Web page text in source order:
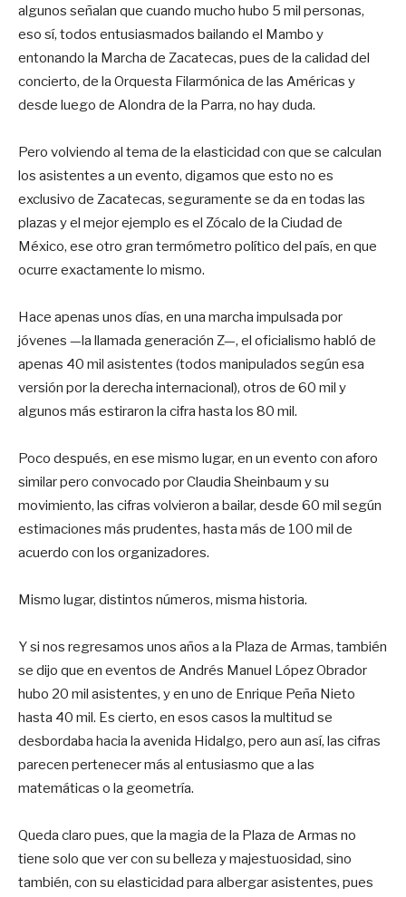
algunos señalan que cuando mucho hubo 5 mil personas,
eso sí, todos entusiasmados bailando el Mambo y
entonando la Marcha de Zacatecas, pues de la calidad del
concierto, de la Orquesta Filarmónica de las Américas y
desde luego de Alondra de la Parra, no hay duda.
Pero volviendo al tema de la elasticidad con que se calculan
los asistentes a un evento, digamos que esto no es
exclusivo de Zacatecas, seguramente se da en todas las
plazas y el mejor ejemplo es el Zócalo de la Ciudad de
México, ese otro gran termómetro político del país, en que
ocurre exactamente lo mismo.
Hace apenas unos días, en una marcha impulsada por
jóvenes —la llamada generación Z—, el oficialismo habló de
apenas 40 mil asistentes (todos manipulados según esa
versión por la derecha internacional), otros de 60 mil y
algunos más estiraron la cifra hasta los 80 mil.
Poco después, en ese mismo lugar, en un evento con aforo
similar pero convocado por Claudia Sheinbaum y su
movimiento, las cifras volvieron a bailar, desde 60 mil según
estimaciones más prudentes, hasta más de 100 mil de
acuerdo con los organizadores.
Mismo lugar, distintos números, misma historia.
Y si nos regresamos unos años a la Plaza de Armas, también
se dijo que en eventos de Andrés Manuel López Obrador
hubo 20 mil asistentes, y en uno de Enrique Peña Nieto
hasta 40 mil. Es cierto, en esos casos la multitud se
desbordaba hacia la avenida Hidalgo, pero aun así, las cifras
parecen pertenecer más al entusiasmo que a las
matemáticas o la geometría.
Queda claro pues, que la magia de la Plaza de Armas no
tiene solo que ver con su belleza y majestuosidad, sino
también, con su elasticidad para albergar asistentes, pues